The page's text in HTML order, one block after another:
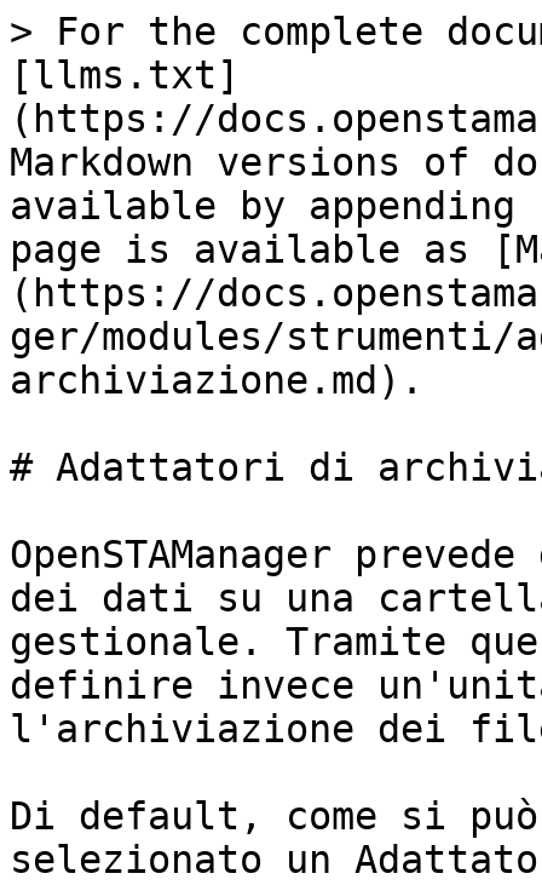
> For the complete
[llms.txt]
(https://
Markdown versions of
available by
page is available as
(https://
ger/modules/
archiviazione.md).
# Adattatori di
OpenSTAManager
dei dati su una
gestionale. Tramite
definire invece
l'archiviazione dei
Di default, come si
selezionato un